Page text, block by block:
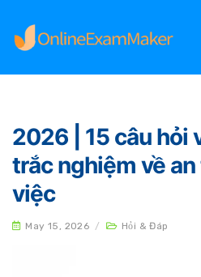
2026 | 15 câu hỏi
trắc nghiệm về
việc
May 15, 2026 / Hỏi & Đáp